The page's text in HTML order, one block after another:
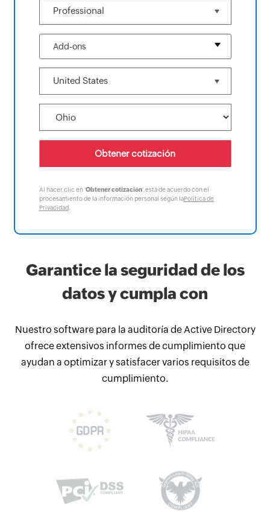
Add-ons
Al hacer clic en 'Obtener cotización',está de acuerdo con el
procesamiento de la información personal según laPolítica de
Privacidad
Garantice la seguridad de los
datos y cumpla con
Nuestro software para la auditoría de Active Directory
ofrece extensivos informes de cumplimiento que
ayudan a optimizar y satisfacer varios requisitos de
cumplimiento.